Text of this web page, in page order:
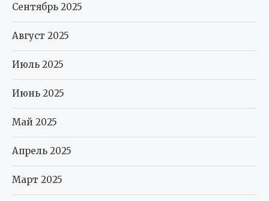
Сентябрь 2025
Август 2025
Июль 2025
Июнь 2025
Май 2025
Апрель 2025
Март 2025